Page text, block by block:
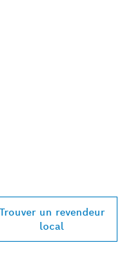
Trouver un revendeur
local